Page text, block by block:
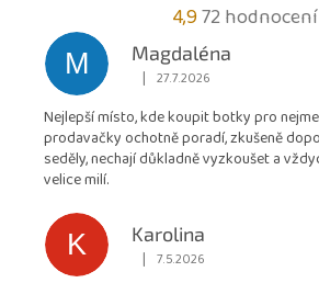
4,9Průměrné
hodnocení
obchodu
4,9
z
72 hodnocení
M
Magdaléna
Hodnocení obchodu je 5 z 5
| 27.7.2026
Nejlepší místo, kde koupit botky pro
prodavačky ochotně poradí, zkušeně
seděly, nechají důkladně vyzkoušet a
velice milí.
K
Karolina
Hodnocení obchodu je 5 z 5
| 7.5.2026